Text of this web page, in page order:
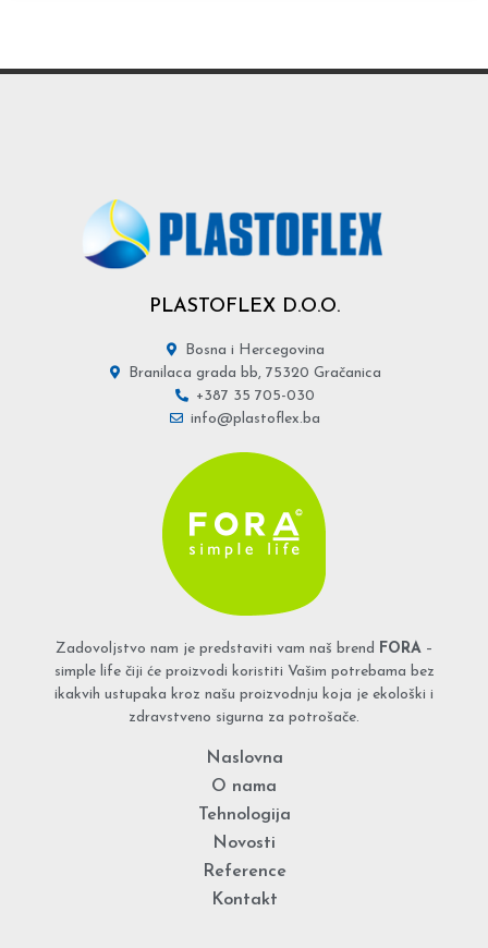
PLASTOFLEX D.O.O.
Bosna i Hercegovina
Branilaca grada bb, 75320 Gračanica
+387 35 705-030
info@plastoflex.ba
Zadovoljstvo nam je predstaviti vam naš brend FORA–
simple life čiji će proizvodi koristiti Vašim potrebama bez
ikakvih ustupaka kroz našu proizvodnju koja je ekološki i
zdravstveno sigurna za potrošače.
Naslovna
O nama
Tehnologija
Novosti
Reference
Kontakt